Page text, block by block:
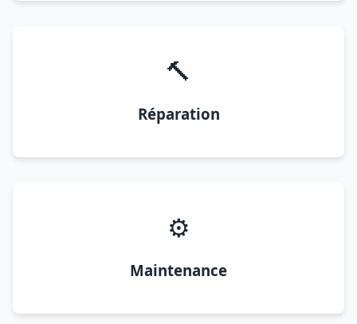
🔨
Réparation
⚙️
Maintenance